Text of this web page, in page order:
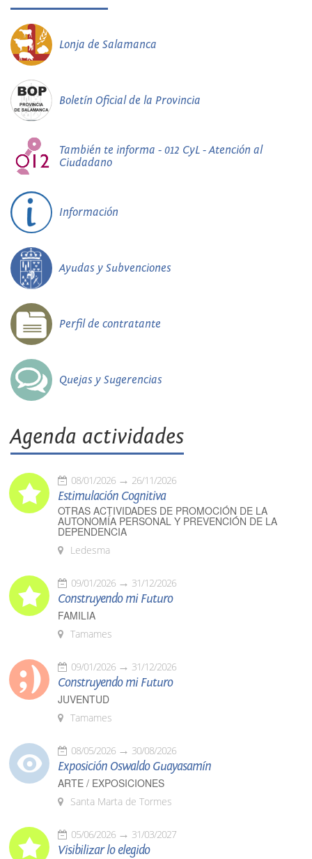
Lonja de Salamanca
Boletín Oficial de la Provincia
También te informa - 012 CyL - Atención al
Ciudadano
Información
Ayudas y Subvenciones
Perfil de contratante
Quejas y Sugerencias
Agenda actividades
08/01/2026 26/11/2026
Estimulación Cognitiva
OTRAS ACTIVIDADES DE PROMOCIÓN DE LA
AUTONOMÍA PERSONAL Y PREVENCIÓN DE LA
DEPENDENCIA
Ledesma
09/01/2026 31/12/2026
Construyendo mi Futuro
FAMILIA
Tamames
09/01/2026 31/12/2026
Construyendo mi Futuro
JUVENTUD
Tamames
08/05/2026 30/08/2026
Exposición Oswaldo Guayasamín
ARTE / EXPOSICIONES
Santa Marta de Tormes
05/06/2026 31/03/2027
Visibilizar lo elegido